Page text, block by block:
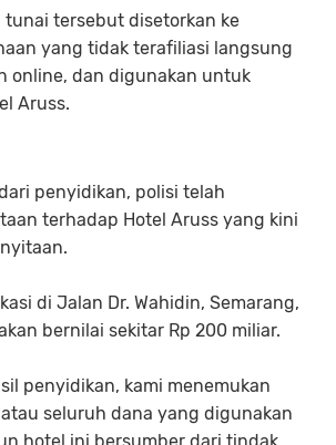
tersebut disetorkan ke
yang tidak terafiliasi langsung
online, dan digunakan untuk
Aruss.
penyidikan, polisi telah
terhadap Hotel Aruss yang kini
di Jalan Dr. Wahidin, Semarang,
bernilai sekitar Rp 200 miliar.
penyidikan, kami menemukan
seluruh dana yang digunakan